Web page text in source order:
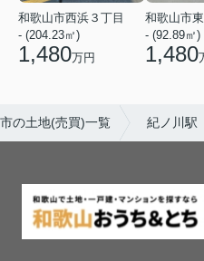
和歌山市西浜３丁目
- (204.23㎡)
1,480万円
和歌山市
- (92.89㎡)
1,480
の土地(売買)一覧 紀ノ川駅